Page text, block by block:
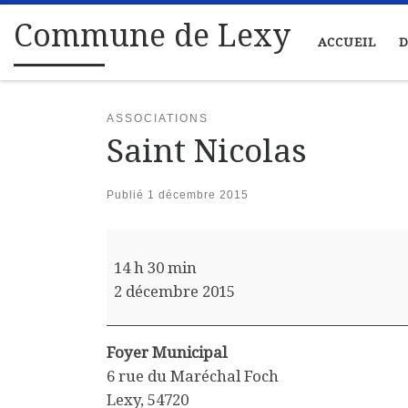
Passer au contenu
Commune de Lexy ACCUEIL
ASSOCIATIONS
Saint Nicolas
Publié 1 décembre 2015
14 h 30 min
2 décembre 2015
Foyer Municipal
6 rue du Maréchal Foch
Lexy, 54720